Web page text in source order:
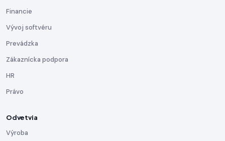
Financie
Vývoj softvéru
Prevádzka
Zákaznícka podpora
HR
Právo
Odvetvia
Výroba